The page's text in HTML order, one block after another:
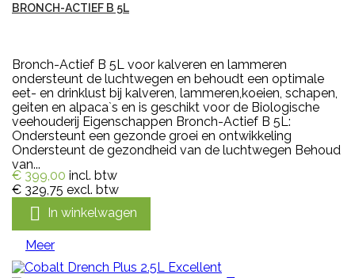
BRONCH-ACTIEF B 5L
Bronch-Actief B 5L voor kalveren en lammeren
ondersteunt de luchtwegen en behoudt een optimale
eet- en drinklust bij kalveren, lammeren,koeien, schapen,
geiten en alpaca`s en is geschikt voor de Biologische
veehouderij Eigenschappen Bronch-Actief B 5L:
Ondersteunt een gezonde groei en ontwikkeling
Ondersteunt de gezondheid van de luchtwegen Behoud
van...
€ 399,00 incl. btw
€ 329,75 excl. btw
 In winkelwagen
Meer